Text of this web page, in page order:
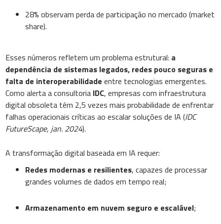
28% observam perda de participação no mercado (market
share).
Esses números refletem um problema estrutural: a
dependência de sistemas legados, redes pouco seguras e
falta de interoperabilidade entre tecnologias emergentes.
Como alerta a consultoria IDC, empresas com infraestrutura
digital obsoleta têm 2,5 vezes mais probabilidade de enfrentar
falhas operacionais críticas ao escalar soluções de IA (IDC
FutureScape, jan. 2024).
A transformação digital baseada em IA requer:
Redes modernas e resilientes, capazes de processar
grandes volumes de dados em tempo real;
Armazenamento em nuvem seguro e escalável;